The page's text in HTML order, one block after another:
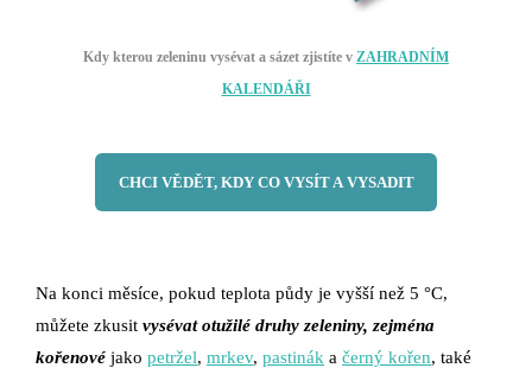
Kdy kterou zeleninu vysévat a sázet zjistíte v ZAHRADNÍM
KALENDÁŘI
CHCI VĚDĚT, KDY CO VYSÍT A VYSADIT
Na konci měsíce, pokud teplota půdy je vyšší než 5 °C,
můžete zkusit vysévat otužilé druhy zeleniny, zejména
kořenové jako petržel, mrkev, pastinák a černý kořen, také